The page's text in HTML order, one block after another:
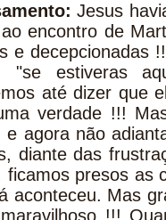
Jesus
encontro de
e decepcionadas
"se estiveras
até dizer que
verdade !!!
e agora não
diante das
ficamos presos as
aconteceu. Mas
!!!